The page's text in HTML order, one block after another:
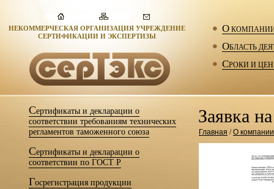
НЕКОММЕРЧЕСКАЯ ОРГАНИЗАЦИЯ УЧРЕЖДЕНИЕ
СЕРТИФИКАЦИИ И ЭКСПЕРТИЗЫ
О
ОБЛАСТЬ
СРОКИ И
Сертификаты и декларации о
соответствии требованиям технических
регламентов таможенного союза
Сертификаты и декларации о
соответствии по ГОСТ Р
Госрегистрация продукции
Заявка
Главная /О компании